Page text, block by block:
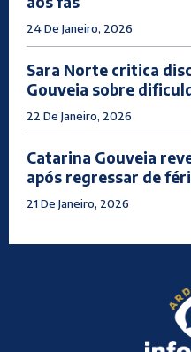
24 De Janeiro, 2026
Sara Norte critica
Gouveia sobre
22 De Janeiro, 2026
Catarina Gouveia
após regressar de
21 De Janeiro, 2026